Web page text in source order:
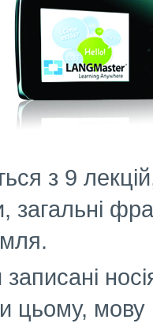
з 9
загальні
цьому,